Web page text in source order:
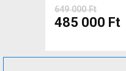
649 000 Ft
485 000 Ft